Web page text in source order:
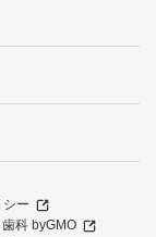
シー
科 byGMO